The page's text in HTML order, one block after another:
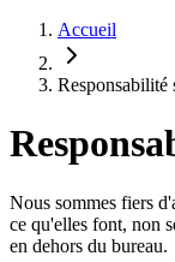
Accueil
Responsabilité
Nous sommes fiers
ce qu'elles font, non
en dehors du bureau.